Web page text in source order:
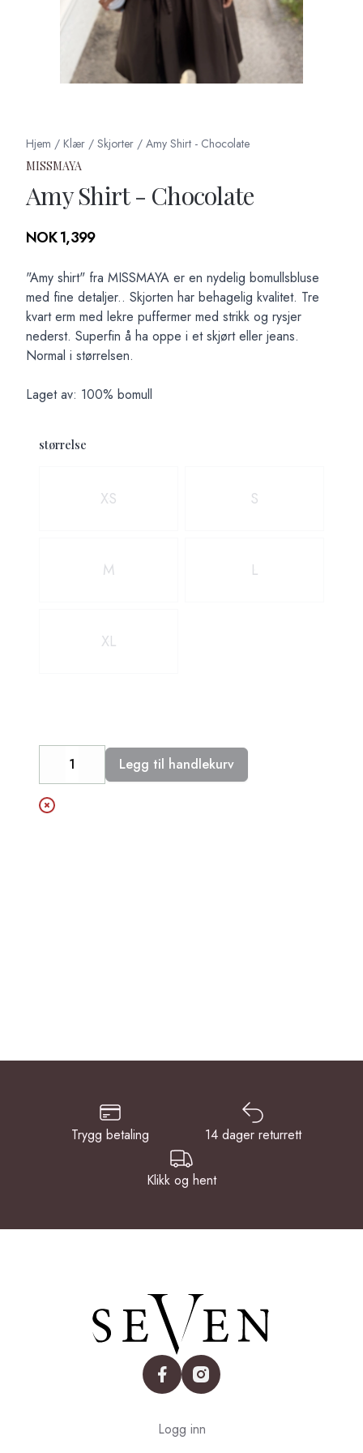
Hjem / Klær / Skjorter / Amy Shirt - Chocolate
MISSMAYA
Amy Shirt - Chocolate
Produktdetaljer
NOK 1,399
Description
"Amy shirt" fra MISSMAYA er en nydelig bomullsbluse
med fine detaljer.. Skjorten har behagelig kvalitet. Tre
kvart erm med lekre puffermer med strikk og rysjer
nederst. Superfin å ha oppe i et skjørt eller jeans.
Normal i størrelsen.
Laget av: 100% bomull
størrelse
XS S
M L
XL
DecreaseIncreaseLegg til handlekurv
Trygg betaling 14 dager returrett
Klikk og hent
facebookinstagram
Logg inn